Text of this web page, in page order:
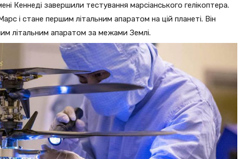
Кеннеді завершили тестування марсіанського гелікоптера.
і стане першим літальним апаратом на цій планеті. Він
літальним апаратом за межами Землі.